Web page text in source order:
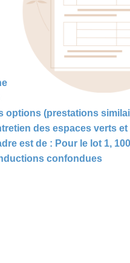
(prestations
des espaces verts
est de : Pour le lot 1,
confondues